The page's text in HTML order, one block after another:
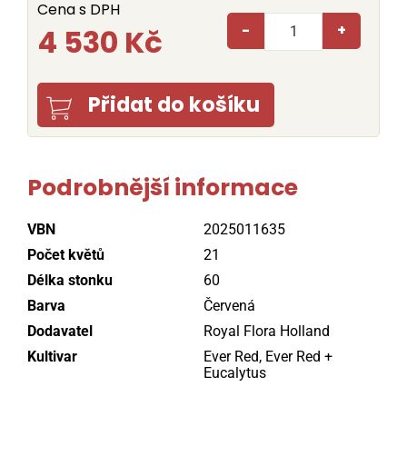
Cena s DPH
4 530 Kč - +
Přidat do košíku
Podrobnější informace
VBN
2025011635
Počet květů
21
Délka stonku
60
Barva
Červená
Dodavatel
Royal Flora Holland
Kultivar
Ever Red, Ever Red +
Eucalytus